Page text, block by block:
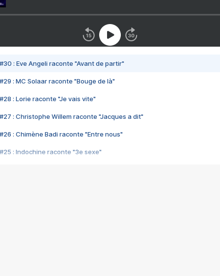
#30 : Eve Angeli raconte "Avant de partir"
#29 : MC Solaar raconte "Bouge de là"
#28 : Lorie raconte "Je vais vite"
#27 : Christophe Willem raconte "Jacques a dit"
#26 : Chimène Badi raconte "Entre nous"
#25 : Indochine raconte "3e sexe"